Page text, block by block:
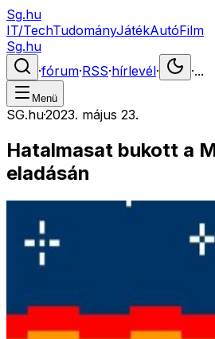
Sg.hu
IT/TechTudományJátékAutóFilm
Sg.hu
·fórum·RSS·hírlevél· ·...
Menü
SG.hu·2023. május 23.
Hatalmasat bukott a
eladásán